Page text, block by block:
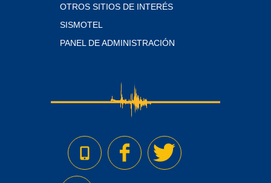
OTROS SITIOS DE INTERÉS
SISMOTEL
PANEL DE ADMINISTRACIÓN